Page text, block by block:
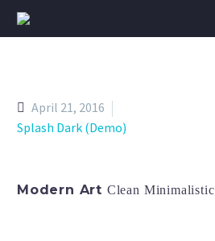
April 21, 2016
Splash Dark (Demo)
Modern Art Clean Minimalistic